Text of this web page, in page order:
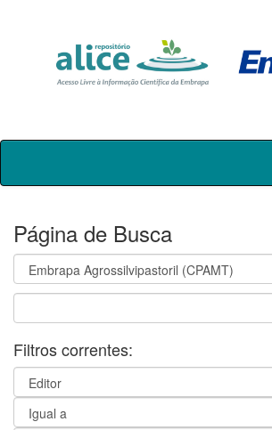
Skip
Página de Busca
Filtros correntes: